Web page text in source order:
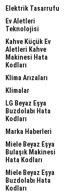
Elektrik Tasarrufu
Ev Aletleri
Teknolojisi
Kahve Küçük Ev
Aletleri Kahve
Makinesi Hata
Kodları
Klima Arızaları
Klimalar
LG Beyaz Eşya
Buzdolabı Hata
Kodları
Marka Haberleri
Miele Beyaz Eşya
Bulaşık Makinesi
Hata Kodları
Miele Beyaz Eşya
Buzdolabı Hata
Kodları